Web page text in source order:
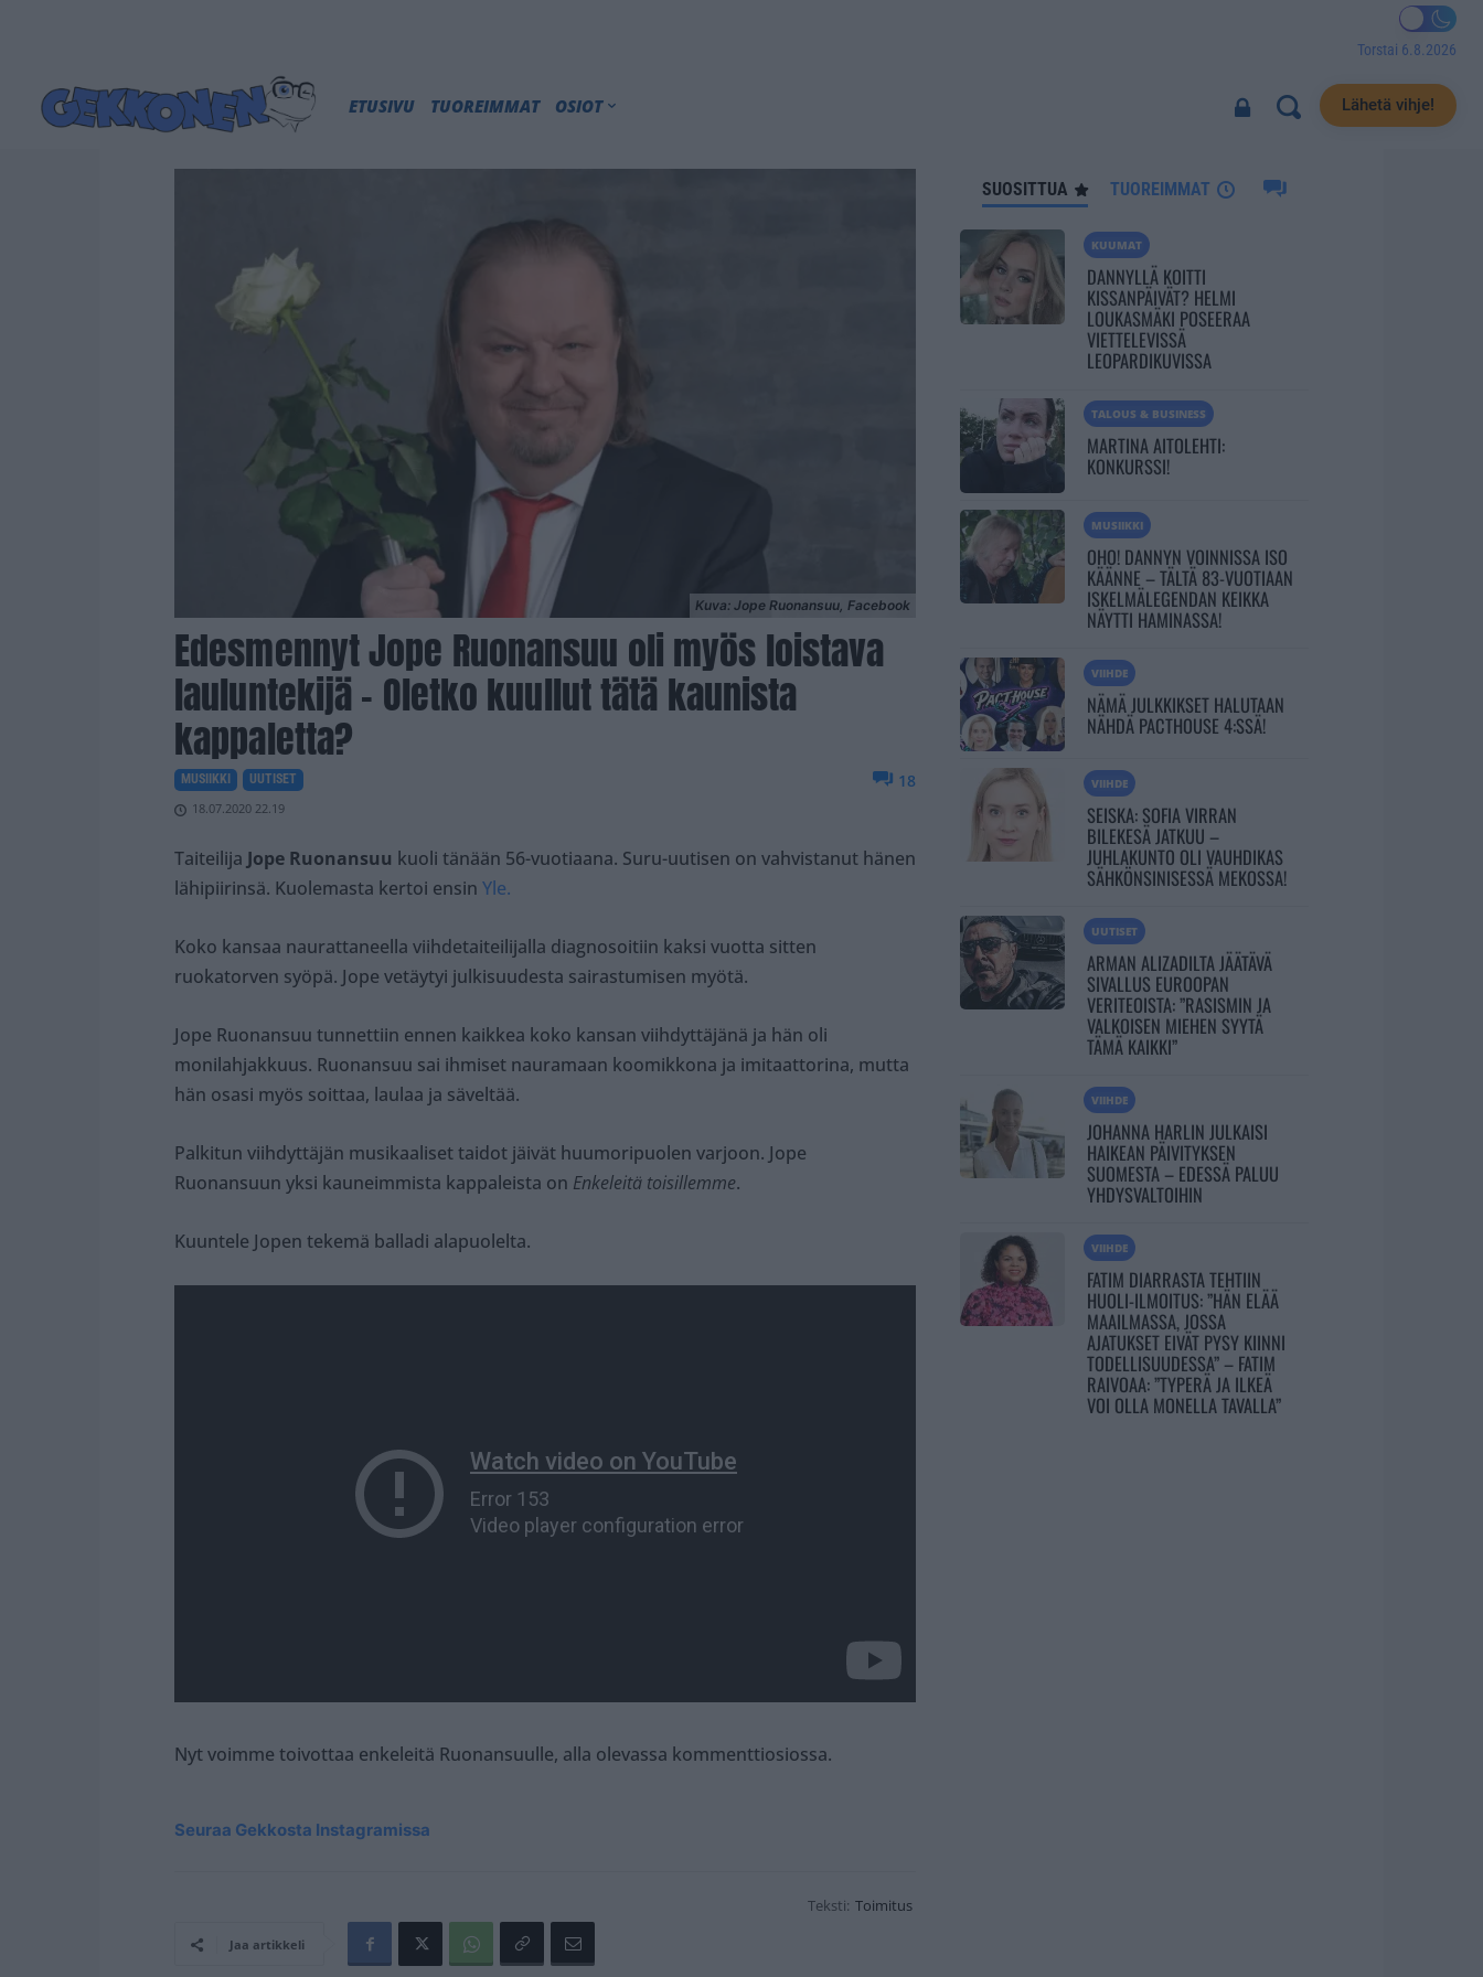
Torstai 6.8.2026
ETUSIVU TUOREIMMAT OSIOT Lähetä vihje!
Kuva: Jope Ruonansuu, Facebook
Edesmennyt Jope Ruonansuu oli myös loistava
lauluntekijä – Oletko kuullut tätä kaunista
kappaletta?
MUSIIKKI UUTISET
18.07.2020 22.19
18
Taiteilija Jope Ruonansuu kuoli tänään 56-vuotiaana. Suru-uutisen on vahvistanut hänen
lähipiirinsä. Kuolemasta kertoi ensin Yle.
Koko kansaa naurattaneella viihdetaiteilijalla diagnosoitiin kaksi vuotta sitten
ruokatorven syöpä. Jope vetäytyi julkisuudesta sairastumisen myötä.
Jope Ruonansuu tunnettiin ennen kaikkea koko kansan viihdyttäjänä ja hän oli
monilahjakkuus. Ruonansuu sai ihmiset nauramaan koomikkona ja imitaattorina, mutta
hän osasi myös soittaa, laulaa ja säveltää.
Palkitun viihdyttäjän musikaaliset taidot jäivät huumoripuolen varjoon. Jope
Ruonansuun yksi kauneimmista kappaleista on Enkeleitä toisillemme.
Kuuntele Jopen tekemä balladi alapuolelta.
Nyt voimme toivottaa enkeleitä Ruonansuulle, alla olevassa kommenttiosiossa.
Seuraa Gekkosta Instagramissa
Teksti: Toimitus
Jaa artikkeli
SUOSITTUA TUOREIMMAT
KUUMAT
DANNYLLÄ KOITTI
KISSANPÄIVÄT? HELMI
LOUKASMÄKI POSEERAA
VIETTELEVISSÄ
LEOPARDIKUVISSA
TALOUS & BUSINESS
MARTINA AITOLEHTI:
KONKURSSI!
MUSIIKKI
OHO! DANNYN VOINNISSA ISO
KÄÄNNE – TÄLTÄ 83-VUOTIAAN
ISKELMÄLEGENDAN KEIKKA
NÄYTTI HAMINASSA!
VIIHDE
NÄMÄ JULKKIKSET HALUTAAN
NÄHDÄ PACTHOUSE 4:SSÄ!
VIIHDE
SEISKA: SOFIA VIRRAN
BILEKESÄ JATKUU –
JUHLAKUNTO OLI VAUHDIKAS
SÄHKÖNSINISESSÄ MEKOSSA!
UUTISET
ARMAN ALIZADILTA JÄÄTÄVÄ
SIVALLUS EUROOPAN
VERITEOISTA: ”RASISMIN JA
VALKOISEN MIEHEN SYYTÄ
TÄMÄ KAIKKI”
VIIHDE
JOHANNA HARLIN JULKAISI
HAIKEAN PÄIVITYKSEN
SUOMESTA – EDESSÄ PALUU
YHDYSVALTOIHIN
VIIHDE
FATIM DIARRASTA TEHTIIN
HUOLI-ILMOITUS: ”HÄN ELÄÄ
MAAILMASSA, JOSSA
AJATUKSET EIVÄT PYSY KIINNI
TODELLISUUDESSA” – FATIM
RAIVOAA: ”TYPERÄ JA ILKEÄ
VOI OLLA MONELLA TAVALLA”